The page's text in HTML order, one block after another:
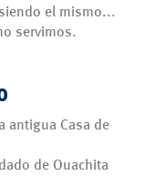
el mismo...
servimos.
antigua Casa de
de Ouachita